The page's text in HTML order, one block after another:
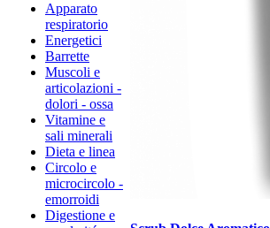
Apparato
respiratorio
Energetici
Barrette
Muscoli e
articolazioni -
dolori - ossa
Vitamine e
sali minerali
Dieta e linea
Circolo e
microcircolo -
emorroidi
Digestione e